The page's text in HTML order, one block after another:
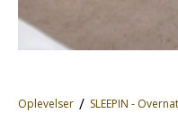
Oplevelser SLEEPIN -